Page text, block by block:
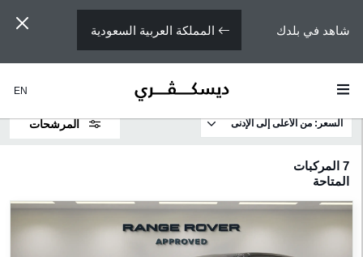
شاهد في بلدك المملكة العربية السعودية
EN
السعر: من الأعلى إلى الإدنى المرشحات
7 المركبات
المتاحة
ديسكڤري